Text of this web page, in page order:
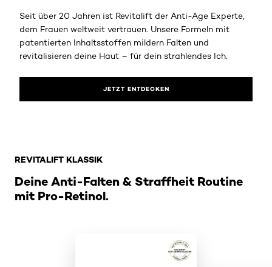
Seit über 20 Jahren ist Revitalift der Anti-Age Experte,
dem Frauen weltweit vertrauen. Unsere Formeln mit
patentierten Inhaltsstoffen mildern Falten und
revitalisieren deine Haut – für dein strahlendes Ich.
JETZT ENTDECKEN
Deine Anti-Falten & Straffheit Routine
mit Pro-Retinol.
REVITALIFT KLASSIK